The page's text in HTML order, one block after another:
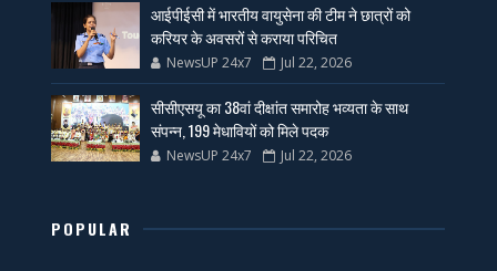
आईपीईसी में भारतीय वायुसेना की टीम ने छात्रों को
करियर के अवसरों से कराया परिचित
NewsUP 24x7 Jul 22, 2026
सीसीएसयू का 38वां दीक्षांत समारोह भव्यता के साथ
संपन्न, 199 मेधावियों को मिले पदक
NewsUP 24x7 Jul 22, 2026
POPULAR